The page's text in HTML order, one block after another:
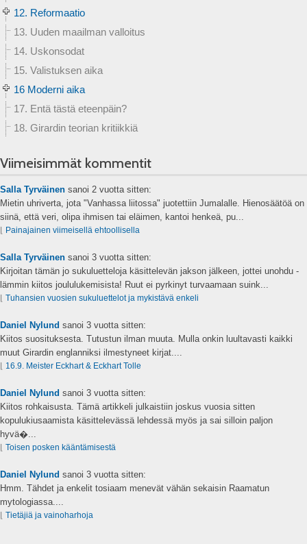
12. Reformaatio
13. Uuden maailman valloitus
14. Uskonsodat
15. Valistuksen aika
16 Moderni aika
17. Entä tästä eteenpäin?
18. Girardin teorian kritiikkiä
Viimeisimmät kommentit
Salla Tyrväinen sanoi 2 vuotta sitten:
Mietin uhriverta, jota "Vanhassa liitossa" juotettiin Jumalalle. Hienosäätöä on
siinä, että veri, olipa ihmisen tai eläimen, kantoi henkeä, pu...
⌊ Painajainen viimeisellä ehtoollisella
Salla Tyrväinen sanoi 3 vuotta sitten:
Kirjoitan tämän jo sukuluetteloja käsittelevän jakson jälkeen, jottei unohdu -
lämmin kiitos joululukemisista! Ruut ei pyrkinyt turvaamaan suink...
⌊ Tuhansien vuosien sukuluettelot ja mykistävä enkeli
Daniel Nylund sanoi 3 vuotta sitten:
Kiitos suosituksesta. Tutustun ilman muuta. Mulla onkin luultavasti kaikki
muut Girardin englanniksi ilmestyneet kirjat....
⌊ 16.9. Meister Eckhart & Eckhart Tolle
Daniel Nylund sanoi 3 vuotta sitten:
Kiitos rohkaisusta. Tämä artikkeli julkaistiin joskus vuosia sitten
kopulukiusaamista käsittelevässä lehdessä myös ja sai silloin paljon
hyvä�...
⌊ Toisen posken kääntämisestä
Daniel Nylund sanoi 3 vuotta sitten:
Hmm. Tähdet ja enkelit tosiaam menevät vähän sekaisin Raamatun
mytologiassa....
⌊ Tietäjiä ja vainoharhoja